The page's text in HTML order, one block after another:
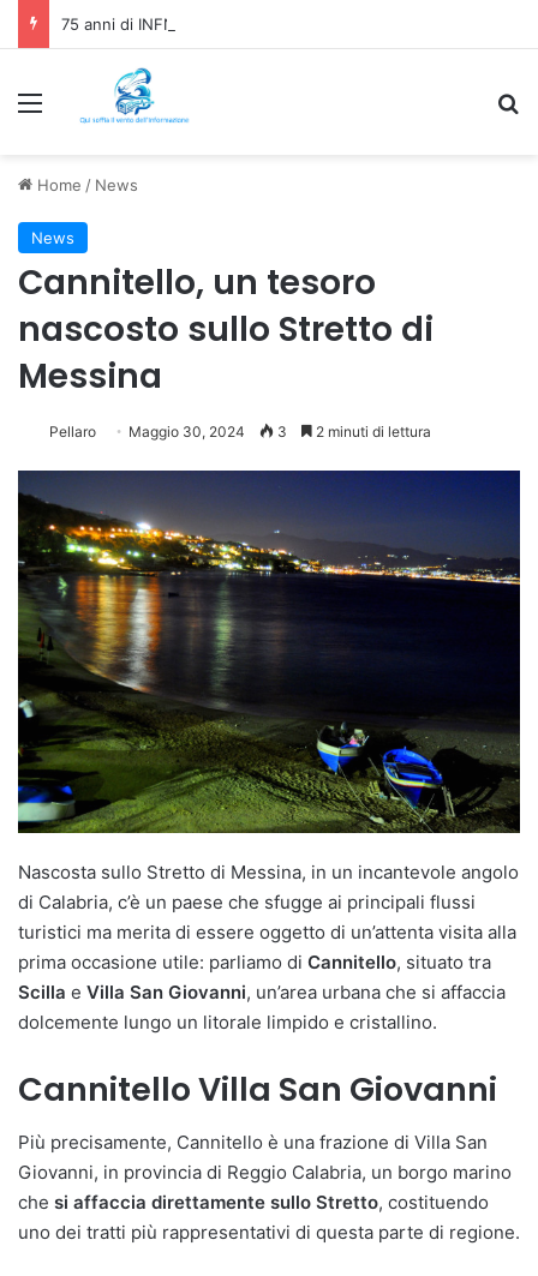
Home / News
News
Cannitello, un tesoro
nascosto sullo Stretto di
Messina
Pellaro Maggio 30, 2024 3 2 minuti di lettura
Nascosta sullo Stretto di Messina, in un incantevole angolo
di Calabria, c’è un paese che sfugge ai principali flussi
turistici ma merita di essere oggetto di un’attenta visita alla
prima occasione utile: parliamo di Cannitello, situato tra
Scilla e Villa San Giovanni, un’area urbana che si affaccia
dolcemente lungo un litorale limpido e cristallino.
Cannitello Villa San Giovanni
Più precisamente, Cannitello è una frazione di Villa San
Giovanni, in provincia di Reggio Calabria, un borgo marino
che si affaccia direttamente sullo Stretto, costituendo
uno dei tratti più rappresentativi di questa parte di regione.